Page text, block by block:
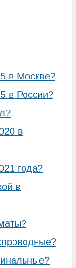
в Москве?
в России?
в
года?
в